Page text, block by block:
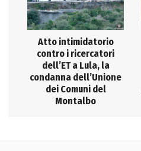
Atto intimidatorio
contro i ricercatori
dell’ET a Lula, la
condanna dell’Unione
dei Comuni del
Montalbo